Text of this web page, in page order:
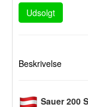
Udsolgt
Beskrivelse
Sauer 200